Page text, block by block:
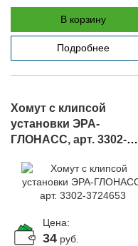
В корзину
Подробнее
Хомут с клипсой
установки ЭРА-
ГЛОНАСС, арт. 3302-
Цена:
34 руб.